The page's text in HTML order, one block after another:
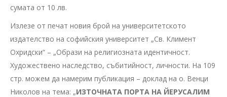
сумата от 10 лв.
Излезе от печат новия брой на университетското
издателство на софийския университет „Св. Климент
Охридски“ – „Образи на религиозната идентичност.
Художествено наследство, събитийност, личности. На 109
стр. можем да намерим публикация – доклад на о. Венци
Николов на тема: „ИЗТОЧНАТА ПОРТА НА ЙЕРУСАЛИМ